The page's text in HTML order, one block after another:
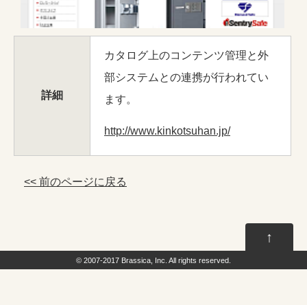
詳細
カタログ上のコンテンツ管理と外
部システムとの連携が行われてい
ます。
http://www.kinkotsuhan.jp/
<< 前のページに戻る
↑
© 2007-2017 Brassica, Inc. All rights reserved.